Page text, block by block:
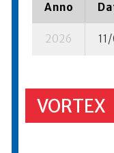
Anno
2026
VORTEX